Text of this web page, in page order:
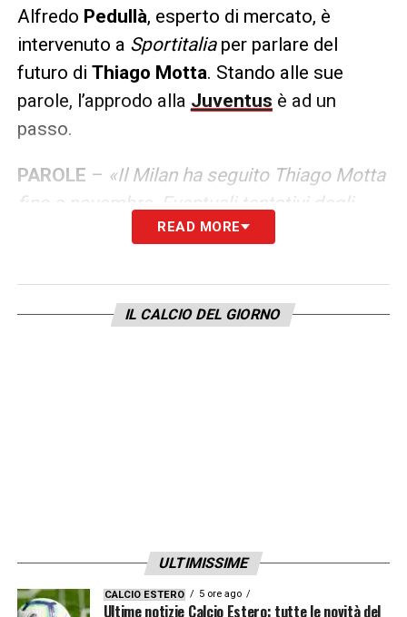
Alfredo Pedullà, esperto di mercato, è
intervenuto a Sportitalia per parlare del
futuro di Thiago Motta. Stando alle sue
parole, l’approdo alla Juventus è ad un
passo.
PAROLE – «Il Milan ha seguito Thiago Motta
fino a novembre. Eventuali tentativi degli
ultimi giorni sono tardivi. Inoltre, non ci sono
spiace dover contraddire chi sostiene il
contrario. La strada è solo una, la Juve,
READ MORE
IL CALCIO DEL GIORNO
ULTIMISSIME
CALCIO ESTERO 5 ore ago
Ultime notizie Calcio Estero: tutte le novità del